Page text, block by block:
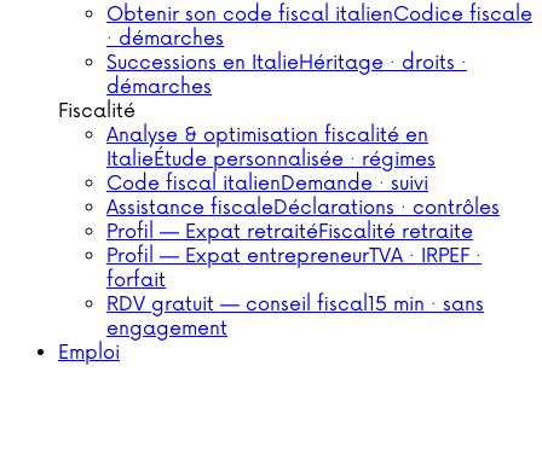
Obtenir son code fiscal italienCodice fiscale
· démarches
Successions en ItalieHéritage · droits ·
démarches
Fiscalité
Analyse & optimisation fiscalité en
ItalieÉtude personnalisée · régimes
Code fiscal italienDemande · suivi
Assistance fiscaleDéclarations · contrôles
Profil — Expat retraitéFiscalité retraite
Profil — Expat entrepreneurTVA · IRPEF ·
forfait
RDV gratuit — conseil fiscal15 min · sans
engagement
Emploi